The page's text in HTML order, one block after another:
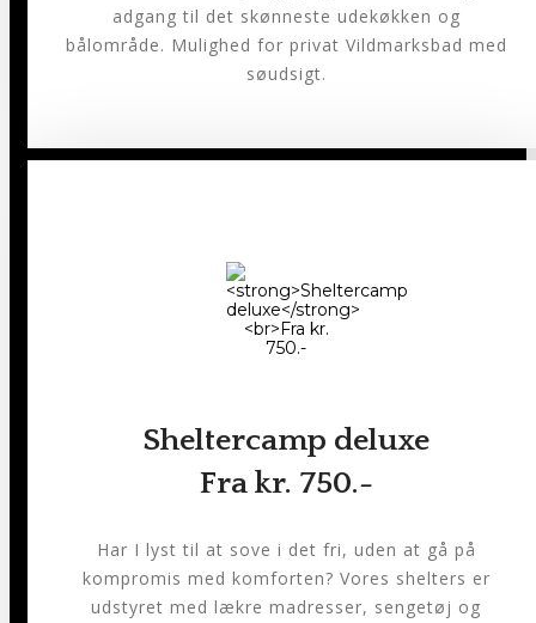
adgang til det skønneste udekøkken og
bålområde. Mulighed for privat Vildmarksbad med
søudsigt.
Sheltercamp deluxe
Fra kr. 750.-
Har I lyst til at sove i det fri, uden at gå på
kompromis med komforten? Vores shelters er
udstyret med lækre madresser, sengetøj og